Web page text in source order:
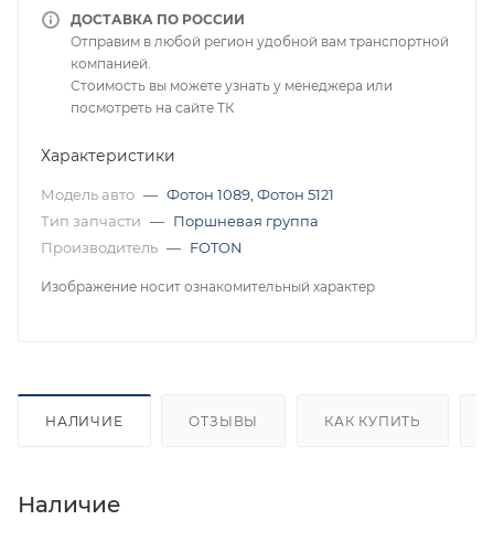
ДОСТАВКА ПО РОССИИ
Отправим в любой регион удобной вам транспортной
компанией.
Стоимость вы можете узнать у менеджера или
посмотреть на сайте ТК
Характеристики
Модель авто — Фотон 1089 Фотон 5121
Тип запчасти — Поршневая группа
Производитель — FOTON
Изображение носит ознакомительный характер
НАЛИЧИЕ ОТЗЫВЫ КАК КУПИТЬ
Наличие